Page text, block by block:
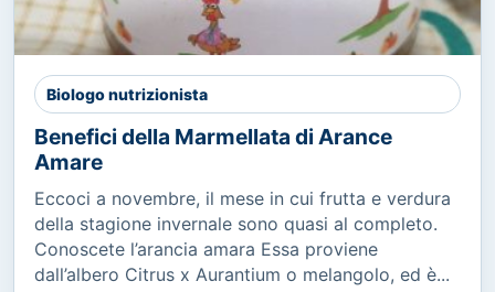
Biologo nutrizionista
Benefici della Marmellata di Arance
Amare
Eccoci a novembre, il mese in cui frutta e verdura
della stagione invernale sono quasi al completo.
Conoscete l’arancia amara Essa proviene
dall’albero Citrus x Aurantium o melangolo, ed è...